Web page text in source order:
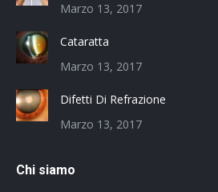
Marzo 13, 2017
Cataratta
Marzo 13, 2017
Difetti Di Refrazione
Marzo 13, 2017
Chi siamo